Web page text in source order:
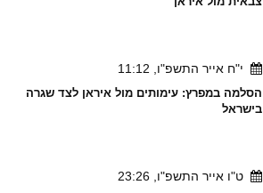
י"ח אייר התשפ"ו, 11:12
הסלמה במפרץ: עימותים מול איראן לצד שגרה
בישראל
ט"ו אייר התשפ"ו, 23:26